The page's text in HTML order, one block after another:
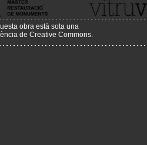
obra està sota una
de Creative Commons.